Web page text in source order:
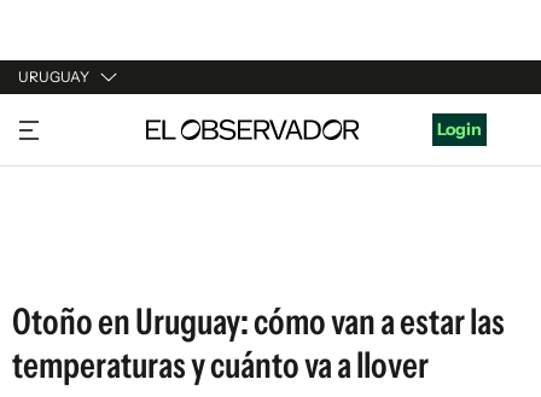
URUGUAY
URUGUAY
ARGENTINA
Login
Otoño en Uruguay: cómo van a estar las
temperaturas y cuánto va a llover